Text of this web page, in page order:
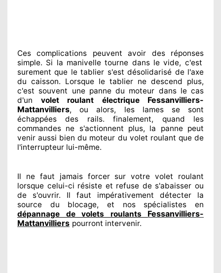
Ces complications peuvent avoir des réponses
simple. Si la manivelle tourne dans le vide, c'est
surement que le tablier s'est désolidarisé de l'axe
du caisson. Lorsque le tablier ne descend plus,
c'est souvent une panne du moteur dans le cas
d'un volet roulant électrique Fessanvilliers-
Mattanvilliers, ou alors, les lames se sont
échappées des rails. finalement, quand les
commandes ne s'actionnent plus, la panne peut
venir aussi bien du moteur du volet roulant que de
l'interrupteur lui-même.
Il ne faut jamais forcer sur votre volet roulant
lorsque celui-ci résiste et refuse de s'abaisser ou
de s'ouvrir. Il faut impérativement détecter la
source du blocage, et nos spécialistes en
dépannage de volets roulants Fessanvilliers-
Mattanvilliers pourront intervenir.